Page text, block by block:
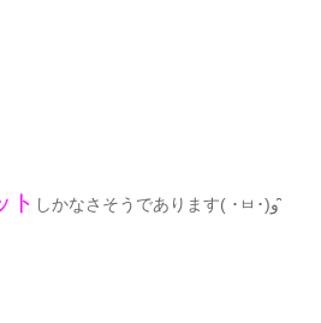
ト しかなさそうであります( ･ㅂ･)و ̑̑